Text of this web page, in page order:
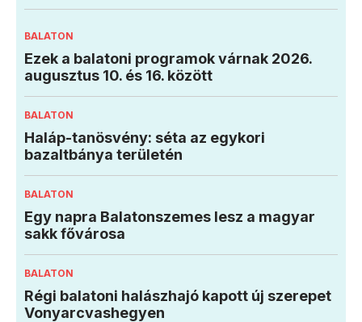
BALATON
Ezek a balatoni programok várnak 2026.
augusztus 10. és 16. között
BALATON
Haláp-tanösvény: séta az egykori
bazaltbánya területén
BALATON
Egy napra Balatonszemes lesz a magyar
sakk fővárosa
BALATON
Régi balatoni halászhajó kapott új szerepet
Vonyarcvashegyen